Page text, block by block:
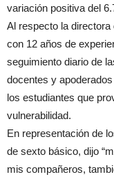
variación positiva del
Al respecto la
con 12 años de
seguimiento diario de
docentes y
los estudiantes que
vulnerabilidad.
En representación de
de sexto básico, dijo
mis compañeros,